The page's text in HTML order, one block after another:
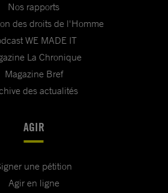
Nos rapports
des droits de l'Homme
WE MADE IT
La Chronique
Magazine Bref
des actualités
AGIR
une pétition
Agir en ligne